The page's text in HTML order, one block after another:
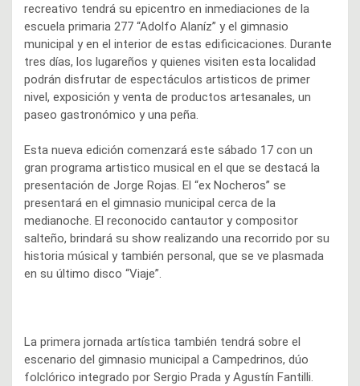
recreativo tendrá su epicentro en inmediaciones de la
escuela primaria 277 “Adolfo Alaníz” y el gimnasio
municipal y en el interior de estas edificicaciones. Durante
tres días, los lugareños y quienes visiten esta localidad
podrán disfrutar de espectáculos artisticos de primer
nivel, exposición y venta de productos artesanales, un
paseo gastronómico y una peña.
Esta nueva edición comenzará este sábado 17 con un
gran programa artistico musical en el que se destacá la
presentación de Jorge Rojas. El “ex Nocheros” se
presentará en el gimnasio municipal cerca de la
medianoche. El reconocido cantautor y compositor
salteño, brindará su show realizando una recorrido por su
historia músical y también personal, que se ve plasmada
en su último disco “Viaje”.
La primera jornada artística también tendrá sobre el
escenario del gimnasio municipal a Campedrinos, dúo
folclórico integrado por Sergio Prada y Agustín Fantilli.